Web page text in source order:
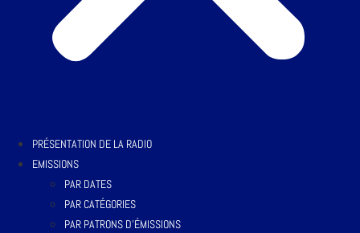
PRÉSENTATION DE LA RADIO
EMISSIONS
PAR DATES
PAR CATÉGORIES
PAR PATRONS D’ÉMISSIONS